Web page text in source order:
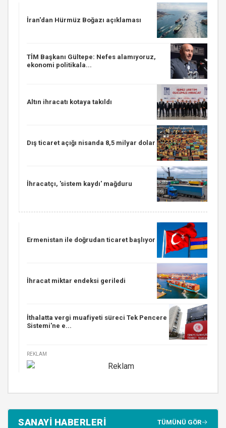
İran'dan Hürmüz Boğazı açıklaması
TİM Başkanı Gültepe: Nefes alamıyoruz,
ekonomi politikala...
Altın ihracatı kotaya takıldı
Dış ticaret açığı nisanda 8,5 milyar dolar
İhracatçı, 'sistem kaydı' mağduru
Ermenistan ile doğrudan ticaret başlıyor
İhracat miktar endeksi geriledi
İthalatta vergi muafiyeti süreci Tek Pencere
Sistemi'ne e...
REKLAM
SANAYİ HABERLERİ TÜMÜNÜ GÖR